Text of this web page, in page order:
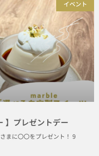
イベント
】プレゼントデー
まに〇〇をプレゼント！ 9